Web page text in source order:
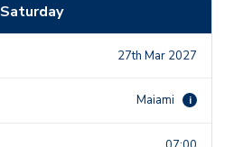
Saturday
27th Mar 2027
Maiami i